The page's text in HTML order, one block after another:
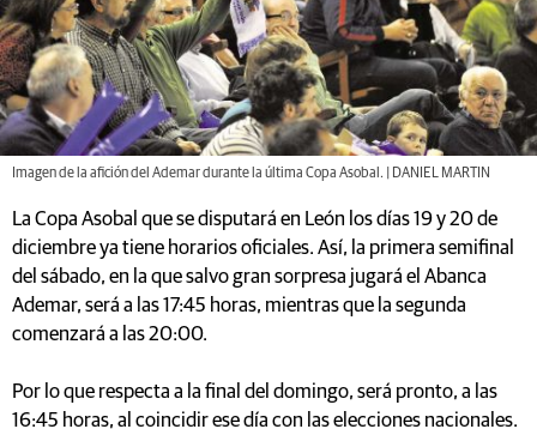
Imagen de la afición del Ademar durante la última Copa Asobal. | DANIEL MARTIN
La Copa Asobal que se disputará en León los días 19 y 20 de
diciembre ya tiene horarios oficiales. Así, la primera semifinal
del sábado, en la que salvo gran sorpresa jugará el Abanca
Ademar, será a las 17:45 horas, mientras que la segunda
comenzará a las 20:00.
Por lo que respecta a la final del domingo, será pronto, a las
16:45 horas, al coincidir ese día con las elecciones nacionales.